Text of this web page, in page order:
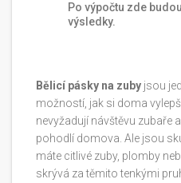
Po výpočtu zde
výsledky.
Bělicí pásky na zuby jsou
možností, jak si doma
nevyžadují návštěvu zubaře
pohodlí domova. Ale jsou
máte citlivé zuby, plomby
skrývá za těmito tenkými